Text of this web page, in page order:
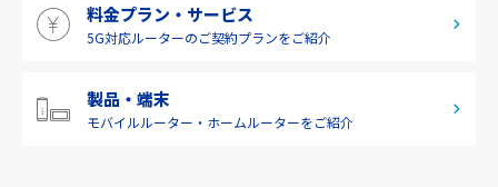
2019年4月(1)
2019年2月(7)
料金プラン・サービス
5G対応ルーターのご契約プランをご紹介
製品・端末
モバイルルーター・ ホームルーターをご紹介